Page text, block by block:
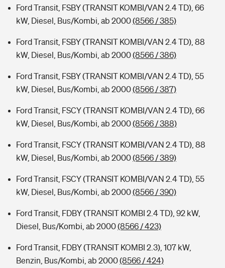
Ford Transit, FSBY (TRANSIT KOMBI/VAN 2.4 TD), 66
kW, Diesel, Bus/Kombi, ab 2000(8566 / 385)
Ford Transit, FSBY (TRANSIT KOMBI/VAN 2.4 TD), 88
kW, Diesel, Bus/Kombi, ab 2000(8566 / 386)
Ford Transit, FSBY (TRANSIT KOMBI/VAN 2.4 TD), 55
kW, Diesel, Bus/Kombi, ab 2000(8566 / 387)
Ford Transit, FSCY (TRANSIT KOMBI/VAN 2.4 TD), 66
kW, Diesel, Bus/Kombi, ab 2000(8566 / 388)
Ford Transit, FSCY (TRANSIT KOMBI/VAN 2.4 TD), 88
kW, Diesel, Bus/Kombi, ab 2000(8566 / 389)
Ford Transit, FSCY (TRANSIT KOMBI/VAN 2.4 TD), 55
kW, Diesel, Bus/Kombi, ab 2000(8566 / 390)
Ford Transit, FDBY (TRANSIT KOMBI 2.4 TD), 92 kW,
Diesel, Bus/Kombi, ab 2000(8566 / 423)
Ford Transit, FDBY (TRANSIT KOMBI 2.3), 107 kW,
Benzin, Bus/Kombi, ab 2000(8566 / 424)